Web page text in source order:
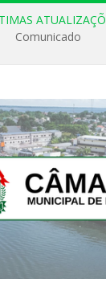
Comunicado